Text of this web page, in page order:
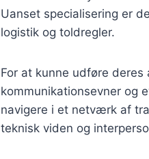
Uanset specialisering er
logistik og toldregler.
For at kunne udføre
kommunikationsevner og
navigere i et netværk af
teknisk viden og